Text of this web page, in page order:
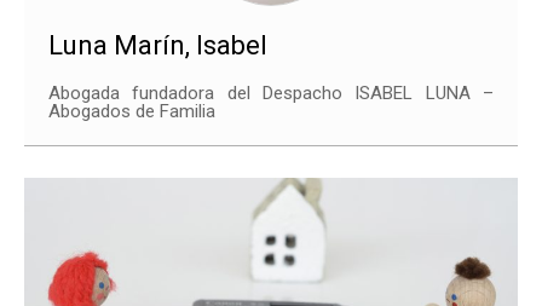
Luna Marín, Isabel
Abogada fundadora del Despacho ISABEL LUNA –
Abogados de Familia